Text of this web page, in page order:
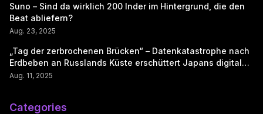
Suno – Sind da wirklich 200 Inder im Hintergrund, die den
Beat abliefern?
Aug. 23, 2025
„Tag der zerbrochenen Brücken“ – Datenkatastrophe nach
Erdbeben an Russlands Küste erschüttert Japans digitale
Seele
Aug. 11, 2025
Categories